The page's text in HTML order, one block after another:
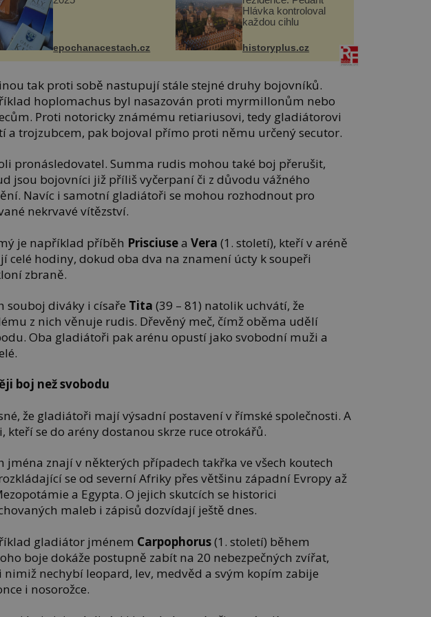
epochanacestach.cz
Hlávka kontroloval
každou cihlu
historyplus.cz
tak proti sobě nastupují stále stejné druhy bojovníků.
hoplomachus byl nasazován proti myrmillonům nebo
Proti notoricky známému retiariusovi, tedy gladiátorovi
a trojzubcem, pak bojoval přímo proti němu určený secutor.
pronásledovatel. Summa rudis mohou také boj přerušit,
jsou bojovníci již příliš vyčerpaní či z důvodu vážného
Navíc i samotní gladiátoři se mohou rozhodnout pro
nekrvavé vítězství.
je například příběh PrisciuseaVera (1. století), kteří v aréně
celé hodiny, dokud oba dva na znamení úcty k soupeři
zbraně.
souboj diváky i císaře Tita (39 – 81) natolik uchvátí, že
z nich věnuje rudis. Dřevěný meč, čímž oběma udělí
Oba gladiátoři pak arénu opustí jako svobodní muži a
boj než svobodu
že gladiátoři mají výsadní postavení v římské společnosti. A
kteří se do arény dostanou skrze ruce otrokářů.
jména znají v některých případech takřka ve všech koutech
se od severní Afriky přes většinu západní Evropy až
a Egypta. O jejich skutcích se historici
maleb i zápisů dozvídají ještě dnes.
gladiátor jménem Carpophorus(1. století) během
boje dokáže postupně zabít na 20 nebezpečných zvířat,
nimiž nechybí leopard, lev, medvěd a svým kopím zabije
i nosorožce.